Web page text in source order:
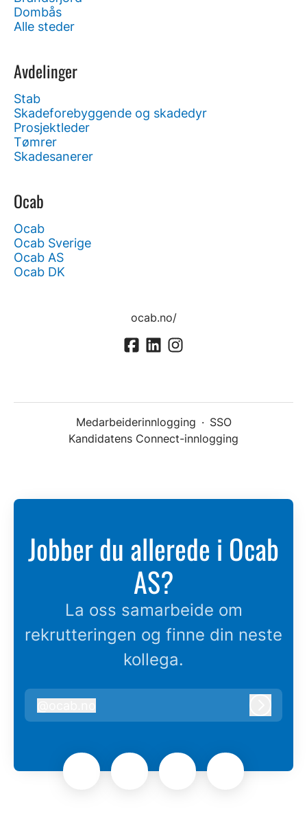
Dombås
Alle steder
Avdelinger
Stab
Skadeforebyggende og skadedyr
Prosjektleder
Tømrer
Skadesanerer
Ocab
Ocab
Ocab Sverige
Ocab AS
Ocab DK
ocab.no/
Medarbeiderinnlogging · SSO
Kandidatens Connect-innlogging
Jobber du allerede i Ocab
AS?
La oss samarbeide om
rekrutteringen og finne din neste
kollega.
ocab.no